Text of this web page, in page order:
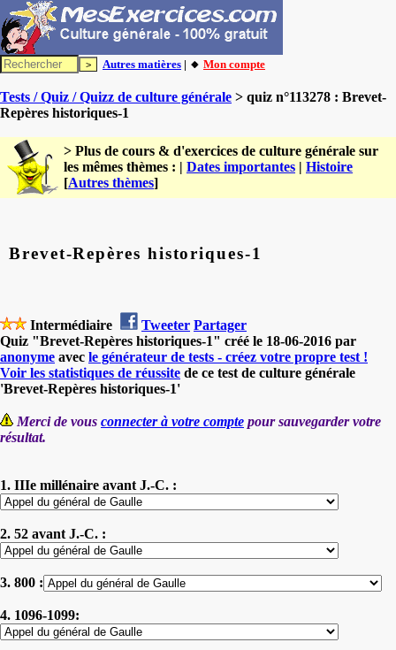
Autres matières | 🔸 Mon compte
Tests / Quiz / Quizz de culture générale > quiz n°113278 : Brevet-
Repères historiques-1
> Plus de cours & d'exercices de culture générale sur
les mêmes thèmes : | Dates importantes | Histoire
[Autres thèmes]
Brevet-Repères historiques-1
Intermédiaire Tweeter Partager
Quiz "Brevet-Repères historiques-1" créé le 18-06-2016 par
anonyme avec le générateur de tests - créez votre propre test !
Voir les statistiques de réussite de ce test de culture générale
'Brevet-Repères historiques-1'
Merci de vous connecter à votre compte pour sauvegarder votre
résultat.
1. IIIe millénaire avant J.-C. :
2. 52 avant J.-C. :
3. 800 :
4. 1096-1099: